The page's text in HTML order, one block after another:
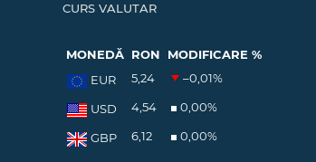
CURS VALUTAR
MONEDĂ RON
MODIFICARE %
EUR
5,24 –0,01%
USD 4,54 0,00%
GBP 6,12 0,00%